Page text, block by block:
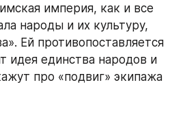
империя, как и все
народы и их культуру,
Ей противопоставляется
идея единства народов и
про «подвиг» экипажа